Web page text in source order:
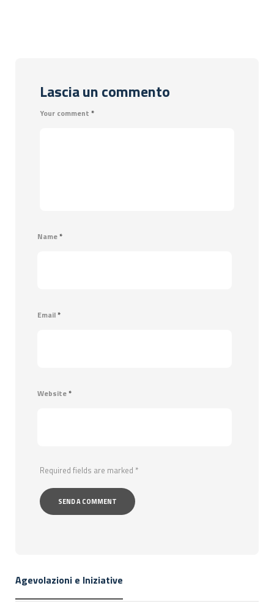
Lascia un commento
Your comment *
Name*
Email*
Website*
Required fields are marked *
Agevolazioni e Iniziative